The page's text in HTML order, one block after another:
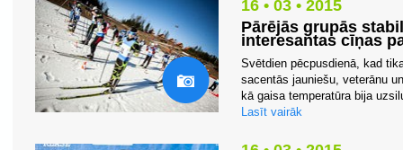
16 • 03 • 2015
Pārējās grupās
interesantas cīņas
Svētdien pēcpusdienā, kad
sacentās jauniešu, veterānu
kā gaisa temperatūra bija
Lasīt vairāk